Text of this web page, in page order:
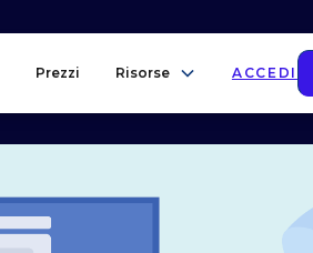
Prezzi Risorse ACCEDI